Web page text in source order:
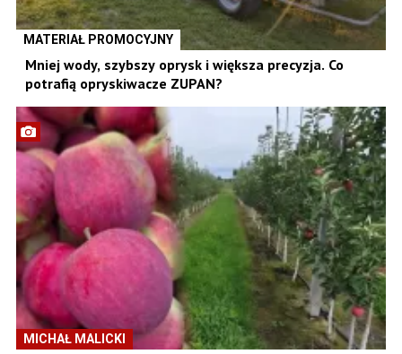
MATERIAŁ PROMOCYJNY
Mniej wody, szybszy oprysk i większa precyzja. Co
potrafią opryskiwacze ZUPAN?
MICHAŁ MALICKI